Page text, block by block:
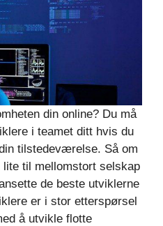
din online? Du må
i teamet ditt hvis du
tilstedeværelse. Så om
til mellomstort selskap
de beste utviklerne
er i stor etterspørsel
å utvikle flotte